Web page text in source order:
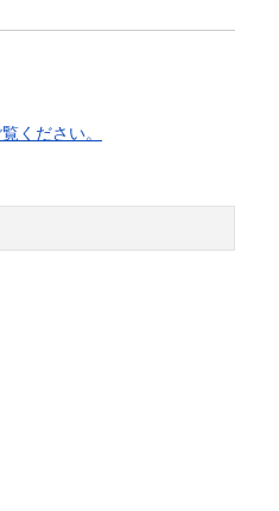
ください。